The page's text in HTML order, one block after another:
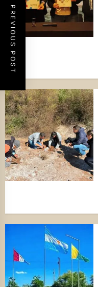
PREVIOUS POST